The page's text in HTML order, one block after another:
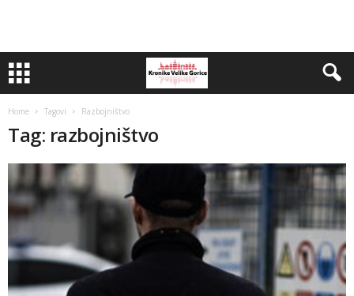
Home Tagovi Razbojništvo
Tag: razbojništvo